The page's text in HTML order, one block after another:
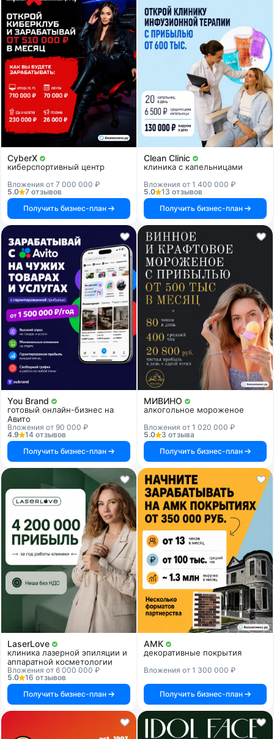
CyberX
киберспортивный центр
Вложения от 7 000 000 ₽
5.0
7 отзывов
Получить бизнес-план
Clean Clinic
клиника с капельницами
Вложения от 1 400 000 ₽
5.0
13 отзывов
Получить бизнес-план
You Brand
готовый онлайн-бизнес на
Авито
Вложения от 90 000 ₽
4.9
14 отзывов
Получить бизнес-план
МИВИНО
алкогольное мороженое
Вложения от 1 020 000 ₽
5.0
3 отзыва
Получить бизнес-план
LaserLove
клиника лазерной эпиляции и
аппаратной косметологии
Вложения от 6 000 000 ₽
5.0
16 отзывов
Получить бизнес-план
АМК
декоративные покрытия
Вложения от 1 300 000 ₽
Получить бизнес-план